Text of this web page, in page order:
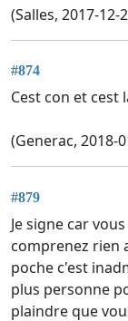
(Salles, 2017-12-
#874
Cest con et cest
(Generac, 2018-
#879
Je signe car
comprenez rien
poche c'est
plus personne
plaindre que